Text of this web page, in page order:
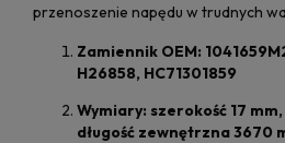
przenoszenie napędu w trudnych
Zamiennik OEM:
H26858, HC71301859
Wymiary: szerokość 17 mm,
długość zewnętrzna 3670